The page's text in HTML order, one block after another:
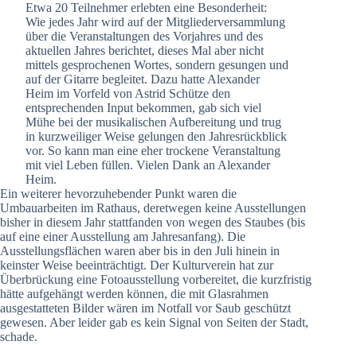
Etwa 20 Teilnehmer erlebten eine Besonderheit:
Wie jedes Jahr wird auf der Mitgliederversammlung
über die Veranstaltungen des Vorjahres und des
aktuellen Jahres berichtet, dieses Mal aber nicht
mittels gesprochenen Wortes, sondern gesungen und
auf der Gitarre begleitet. Dazu hatte Alexander
Heim im Vorfeld von Astrid Schütze den
entsprechenden Input bekommen, gab sich viel
Mühe bei der musikalischen Aufbereitung und trug
in kurzweiliger Weise gelungen den Jahresrückblick
vor. So kann man eine eher trockene Veranstaltung
mit viel Leben füllen. Vielen Dank an Alexander
Heim.
Ein weiterer hevorzuhebender Punkt waren die
Umbauarbeiten im Rathaus, deretwegen keine Ausstellungen
bisher in diesem Jahr stattfanden von wegen des Staubes (bis
auf eine einer Ausstellung am Jahresanfang). Die
Ausstellungsflächen waren aber bis in den Juli hinein in
keinster Weise beeinträchtigt. Der Kulturverein hat zur
Überbrückung eine Fotoausstellung vorbereitet, die kurzfristig
hätte aufgehängt werden können, die mit Glasrahmen
ausgestatteten Bilder wären im Notfall vor Saub geschützt
gewesen. Aber leider gab es kein Signal von Seiten der Stadt,
schade.